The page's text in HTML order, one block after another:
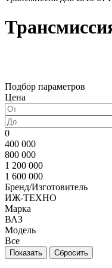
Подбор параметров
Цена
0
400 000
800 000
1 200 000
1 600 000
Бренд/Изготовитель
ИЖ-ТЕХНО
Марка
ВАЗ
Модель
Все